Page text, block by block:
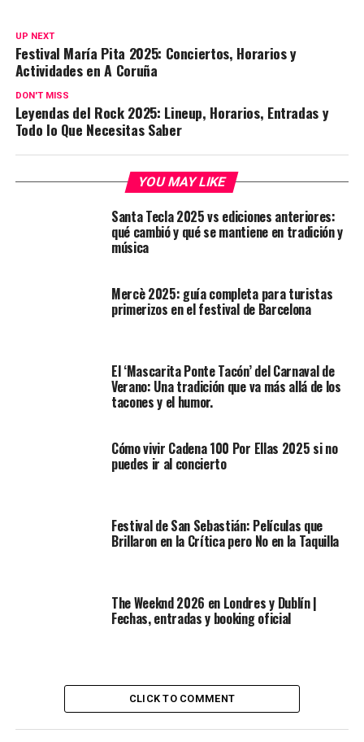
UP NEXT
Festival María Pita 2025: Conciertos, Horarios y
Actividades en A Coruña
DON'T MISS
Leyendas del Rock 2025: Lineup, Horarios, Entradas y
Todo lo Que Necesitas Saber
YOU MAY LIKE
Santa Tecla 2025 vs ediciones anteriores:
qué cambió y qué se mantiene en tradición y
música
Mercè 2025: guía completa para turistas
primerizos en el festival de Barcelona
El ‘Mascarita Ponte Tacón’ del Carnaval de
Verano: Una tradición que va más allá de los
tacones y el humor.
Cómo vivir Cadena 100 Por Ellas 2025 si no
puedes ir al concierto
Festival de San Sebastián: Películas que
Brillaron en la Crítica pero No en la Taquilla
The Weeknd 2026 en Londres y Dublín |
Fechas, entradas y booking oficial
CLICK TO COMMENT